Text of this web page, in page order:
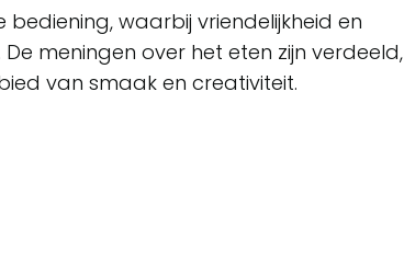
waarbij vriendelijkheid en
meningen over het eten zijn verdeeld,
van smaak en creativiteit.